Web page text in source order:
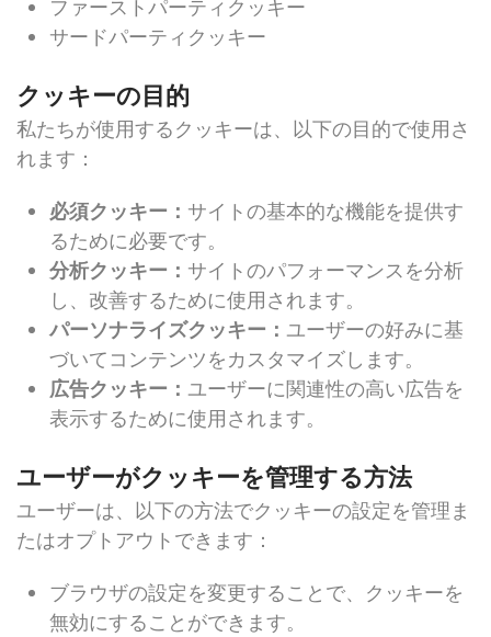
ファーストパーティクッキー
サードパーティクッキー
クッキーの目的
私たちが使用するクッキーは、以下の目的で使用さ
れます：
必須クッキー： サイトの基本的な機能を提供す
るために必要です。
分析クッキー： サイトのパフォーマンスを分析
し、改善するために使用されます。
パーソナライズクッキー： ユーザーの好みに基
づいてコンテンツをカスタマイズします。
広告クッキー： ユーザーに関連性の高い広告を
表示するために使用されます。
ユーザーがクッキーを管理する方法
ユーザーは、以下の方法でクッキーの設定を管理ま
たはオプトアウトできます：
ブラウザの設定を変更することで、クッキーを
無効にすることができます。